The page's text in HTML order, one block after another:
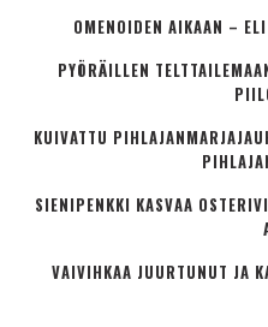
OMENOIDEN AIKAAN –
PYÖRÄILLEN
KUIVATTU
SIENIPENKKI KASVAA
VAIVIHKAA JUURTUNUT JA